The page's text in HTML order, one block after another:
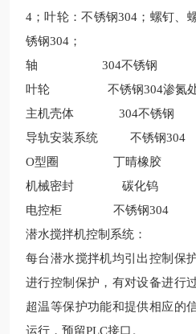
4；叶轮：不锈钢304；螺钉、
锈钢304；
轴
304不锈钢
叶轮
不锈钢304渗氮
主机壳体
304不锈钢
导轨安装系统
不锈钢304
O型圈 丁晴橡胶
机械密封
碳化钨
电控柜
不锈钢304
潜水搅拌机控制系统：
每台潜水搅拌机均引出控制保
进行控制保护，有对设备进行
超温等保护功能和提供相应的
运行，预留PLC接口。